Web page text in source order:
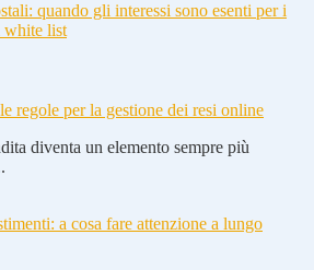
quando gli interessi sono esenti per i
white list
regole per la gestione dei resi online
diventa un elemento sempre più
a cosa fare attenzione a lungo